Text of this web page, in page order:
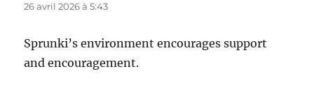
26 avril 2026 à 5:43
Sprunki’s environment encourages support
and encouragement.